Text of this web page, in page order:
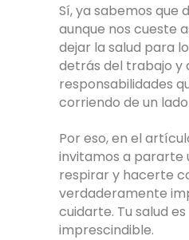
Sí, ya sabemos que
aunque nos cueste
dejar la salud para
detrás del trabajo y
responsabilidades
corriendo de un
Por eso, en el
invitamos a pararte
respirar y hacerte
verdaderamente
cuidarte. Tu salud
imprescindible.